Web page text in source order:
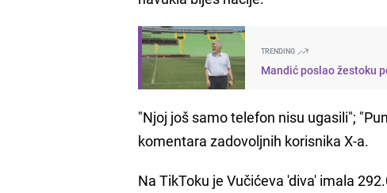
TRENDING
Mandić poslao žestoku
"Njoj još samo telefon nisu ugasili";
komentara zadovoljnih korisnika X-a.
Na TikToku je Vučićeva 'diva' imala